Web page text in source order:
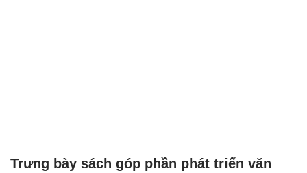
Trưng bày sách góp phần phát triển văn